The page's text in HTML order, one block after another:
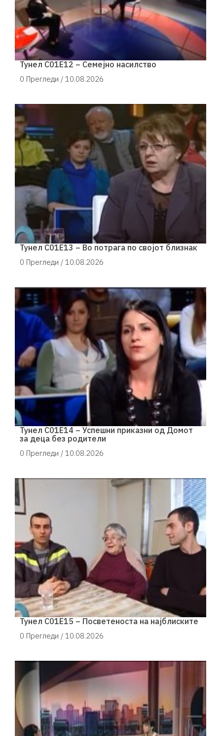
Тунел С01Е12 – Семејно насилство
0 Прегледи / 10.08.2026
Тунел С01Е13 – Во потрага по својот близнак
0 Прегледи / 10.08.2026
Тунел С01Е14 – Успешни приказни од Домот
за деца без родители
0 Прегледи / 10.08.2026
Тунел С01Е15 – Посветеноста на најблиските
0 Прегледи / 10.08.2026